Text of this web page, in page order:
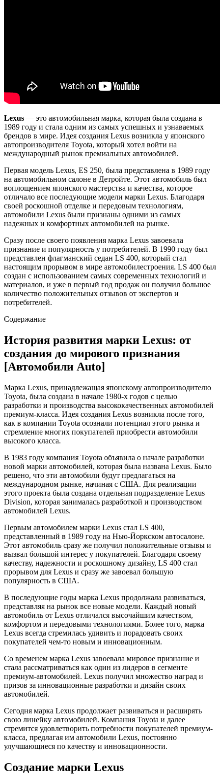
Lexus — это автомобильная марка, которая была создана в
1989 году и стала одним из самых успешных и узнаваемых
брендов в мире. Идея создания Lexus возникла у японского
автопроизводителя Toyota, который хотел войти на
международный рынок премиальных автомобилей.
Первая модель Lexus, ES 250, была представлена в 1989 году
на автомобильном салоне в Детройте. Этот автомобиль был
воплощением японского мастерства и качества, которое
отличало все последующие модели марки Lexus. Благодаря
своей роскошной отделке и передовым технологиям,
автомобили Lexus были признаны одними из самых
надежных и комфортных автомобилей на рынке.
Сразу после своего появления марка Lexus завоевала
признание и популярность у потребителей. В 1990 году был
представлен флагманский седан LS 400, который стал
настоящим прорывом в мире автомобилестроения. LS 400 был
создан с использованием самых современных технологий и
материалов, и уже в первый год продаж он получил большое
количество положительных отзывов от экспертов и
потребителей.
Содержание
История развития марки Lexus: от
создания до мирового признания
[Автомобили Auto]
Марка Lexus, принадлежащая японскому автопроизводителю
Toyota, была создана в начале 1980-х годов с целью
разработки и производства высококачественных автомобилей
премиум-класса. Идея создания Lexus возникла после того,
как в компании Toyota осознали потенциал этого рынка и
стремление многих покупателей приобрести автомобили
высокого класса.
В 1983 году компания Toyota объявила о начале разработки
новой марки автомобилей, которая была названа Lexus. Было
решено, что эти автомобили будут предлагаться на
международном рынке, начиная с США. Для реализации
этого проекта была создана отдельная подразделение Lexus
Division, которая занималась разработкой и производством
автомобилей Lexus.
Первым автомобилем марки Lexus стал LS 400,
представленный в 1989 году на Нью-Йоркском автосалоне.
Этот автомобиль сразу же получил положительные отзывы и
вызвал большой интерес у покупателей. Благодаря своему
качеству, надежности и роскошному дизайну, LS 400 стал
прорывом для Lexus и сразу же завоевал большую
популярность в США.
В последующие годы марка Lexus продолжала развиваться,
представляя на рынок все новые модели. Каждый новый
автомобиль от Lexus отличался высочайшим качеством,
комфортом и передовыми технологиями. Более того, марка
Lexus всегда стремилась удивить и порадовать своих
покупателей чем-то новым и инновационным.
Со временем марка Lexus завоевала мировое признание и
стала рассматриваться как один из лидеров в сегменте
премиум-автомобилей. Lexus получил множество наград и
призов за инновационные разработки и дизайн своих
автомобилей.
Сегодня марка Lexus продолжает развиваться и расширять
свою линейку автомобилей. Компания Toyota и далее
стремится удовлетворить потребности покупателей премиум-
класса, предлагая им автомобили Lexus, постоянно
улучшающиеся по качеству и инновационности.
Создание марки Lexus